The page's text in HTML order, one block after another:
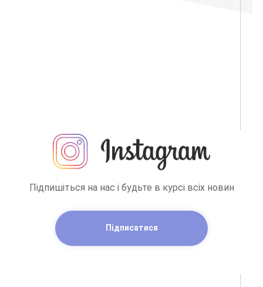
Підпишіться на нас і будьте в курсі всіх новин
Підписатися